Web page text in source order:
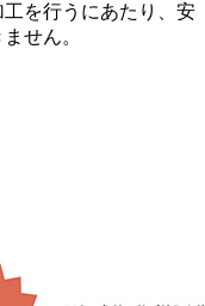
を行うにあたり、安
せん。